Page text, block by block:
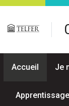
Passer au contenu
Accueil Je